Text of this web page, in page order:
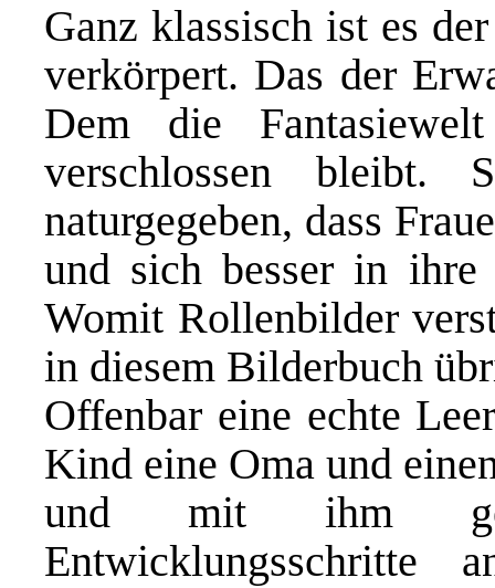
Ganz klassisch ist es
verkörpert. Das der
Dem die
verschlossen
naturgegeben, dass
und sich besser in ihre
Womit Rollenbilder
in diesem Bilderbuch
Offenbar eine echte
Kind eine Oma und
und mit ihm
Entwicklungsschritte